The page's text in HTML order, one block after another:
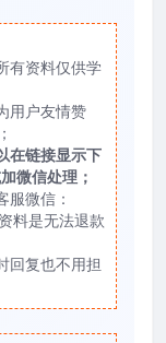
有资料仅供学
用户友情赞
在链接显示下
微信处理；
服微信：
料是无法退款
回复也不用担